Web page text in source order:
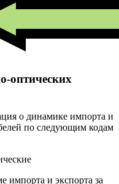
оптических
о динамике импорта и
по следующим кодам
импорта и экспорта за